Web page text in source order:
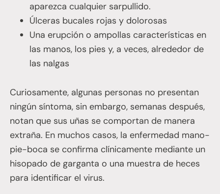
aparezca cualquier sarpullido.
Úlceras bucales rojas y dolorosas
Una erupción o ampollas características en
las manos, los pies y, a veces, alrededor de
las nalgas
Curiosamente, algunas personas no presentan
ningún síntoma, sin embargo, semanas después,
notan que sus uñas se comportan de manera
extraña. En muchos casos, la enfermedad mano-
pie-boca se confirma clínicamente mediante un
hisopado de garganta o una muestra de heces
para identificar el virus.